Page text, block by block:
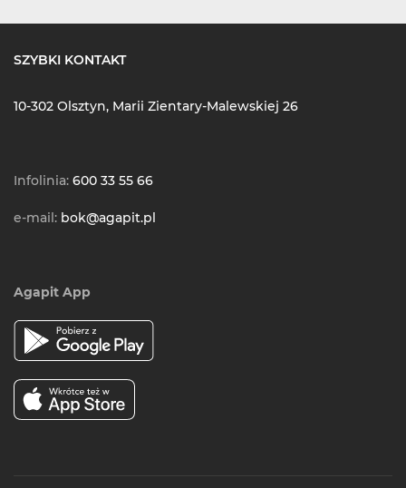
SZYBKI KONTAKT
10-302 Olsztyn, Marii Zientary-Malewskiej 26
Infolinia: 600 33 55 66
e-mail: bok@agapit.pl
Agapit App